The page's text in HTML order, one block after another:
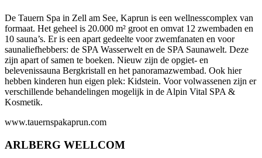
De Tauern Spa in Zell am See, Kaprun is een wellnesscomplex van
formaat. Het geheel is 20.000 m² groot en omvat 12 zwembaden en
10 sauna’s. Er is een apart gedeelte voor zwemfanaten en voor
saunaliefhebbers: de SPA Wasserwelt en de SPA Saunawelt. Deze
zijn apart of samen te boeken. Nieuw zijn de opgiet- en
belevenissauna Bergkristall en het panoramazwembad. Ook hier
hebben kinderen hun eigen plek: Kidstein. Voor volwassenen zijn er
verschillende behandelingen mogelijk in de Alpin Vital SPA &
Kosmetik.
www.tauernspakaprun.com
ARLBERG WELLCOM